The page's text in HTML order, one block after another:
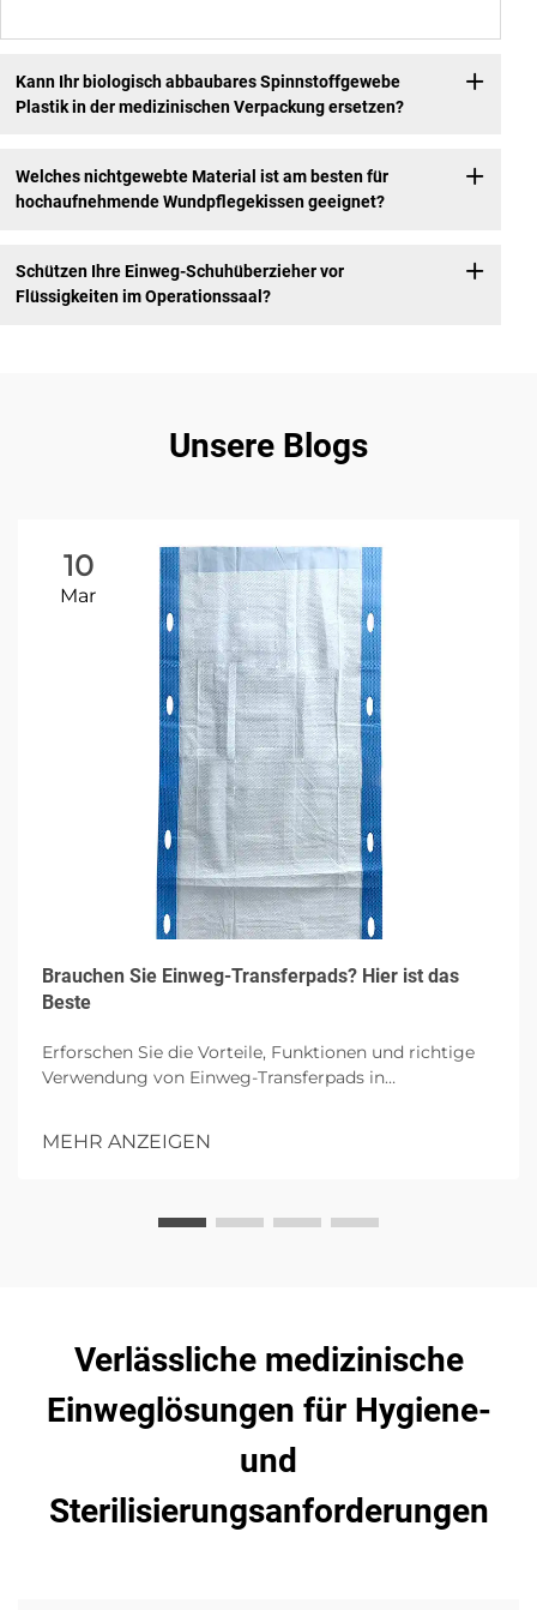
Kann Ihr biologisch abbaubares Spinnstoffgewebe
Plastik in der medizinischen Verpackung ersetzen?
Welches nichtgewebte Material ist am besten für
hochaufnehmende Wundpflegekissen geeignet?
Schützen Ihre Einweg-Schuhüberzieher vor
Flüssigkeiten im Operationssaal?
Unsere Blogs
10
Mar
Brauchen Sie Einweg-Transferpads? Hier ist das
Beste
Erforschen Sie die Vorteile, Funktionen und richtige
Verwendung von Einweg-Transferpads in
hochgradiger Absorption eingegangen wird.
MEHR ANZEIGEN
Verlässliche medizinische
Einweglösungen für Hygiene-
und
Sterilisierungsanforderungen